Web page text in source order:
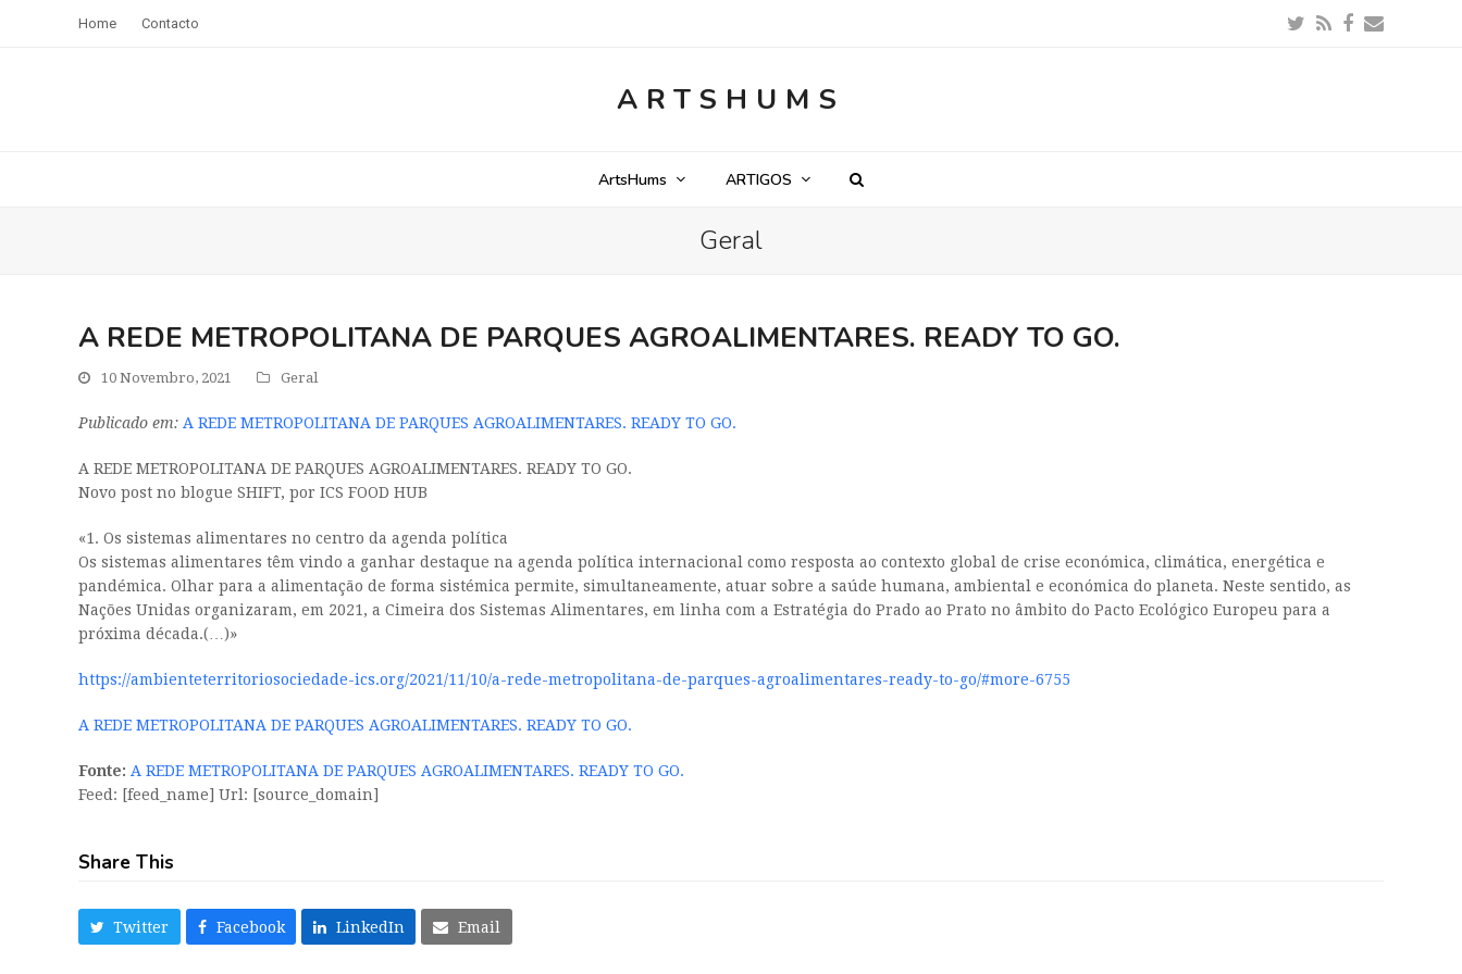
Home Contacto Twitter
RSSFacebook
Email
ARTSHUMS
ArtsHums ARTIGOS
Geral
A REDE METROPOLITANA DE PARQUES AGROALIMENTARES. READY TO GO.
10 Novembro, 2021 Geral
Publicado em: A REDE METROPOLITANA DE PARQUES AGROALIMENTARES. READY TO GO.
A REDE METROPOLITANA DE PARQUES AGROALIMENTARES. READY TO GO.
Novo post no blogue SHIFT, por ICS FOOD HUB
«1. Os sistemas alimentares no centro da agenda política
Os sistemas alimentares têm vindo a ganhar destaque na agenda política internacional como resposta ao contexto global de crise económica, climática, energética e
pandémica. Olhar para a alimentação de forma sistémica permite, simultaneamente, atuar sobre a saúde humana, ambiental e económica do planeta. Neste sentido, as
Nações Unidas organizaram, em 2021, a Cimeira dos Sistemas Alimentares, em linha com a Estratégia do Prado ao Prato no âmbito do Pacto Ecológico Europeu para a
próxima década.(…)»
https://ambienteterritoriosociedade-ics.org/2021/11/10/a-rede-metropolitana-de-parques-agroalimentares-ready-to-go/#more-6755
A REDE METROPOLITANA DE PARQUES AGROALIMENTARES. READY TO GO.
Fonte: A REDE METROPOLITANA DE PARQUES AGROALIMENTARES. READY TO GO.
Feed: [feed_name] Url: [source_domain]
Share This
Twitter Facebook LinkedIn Email